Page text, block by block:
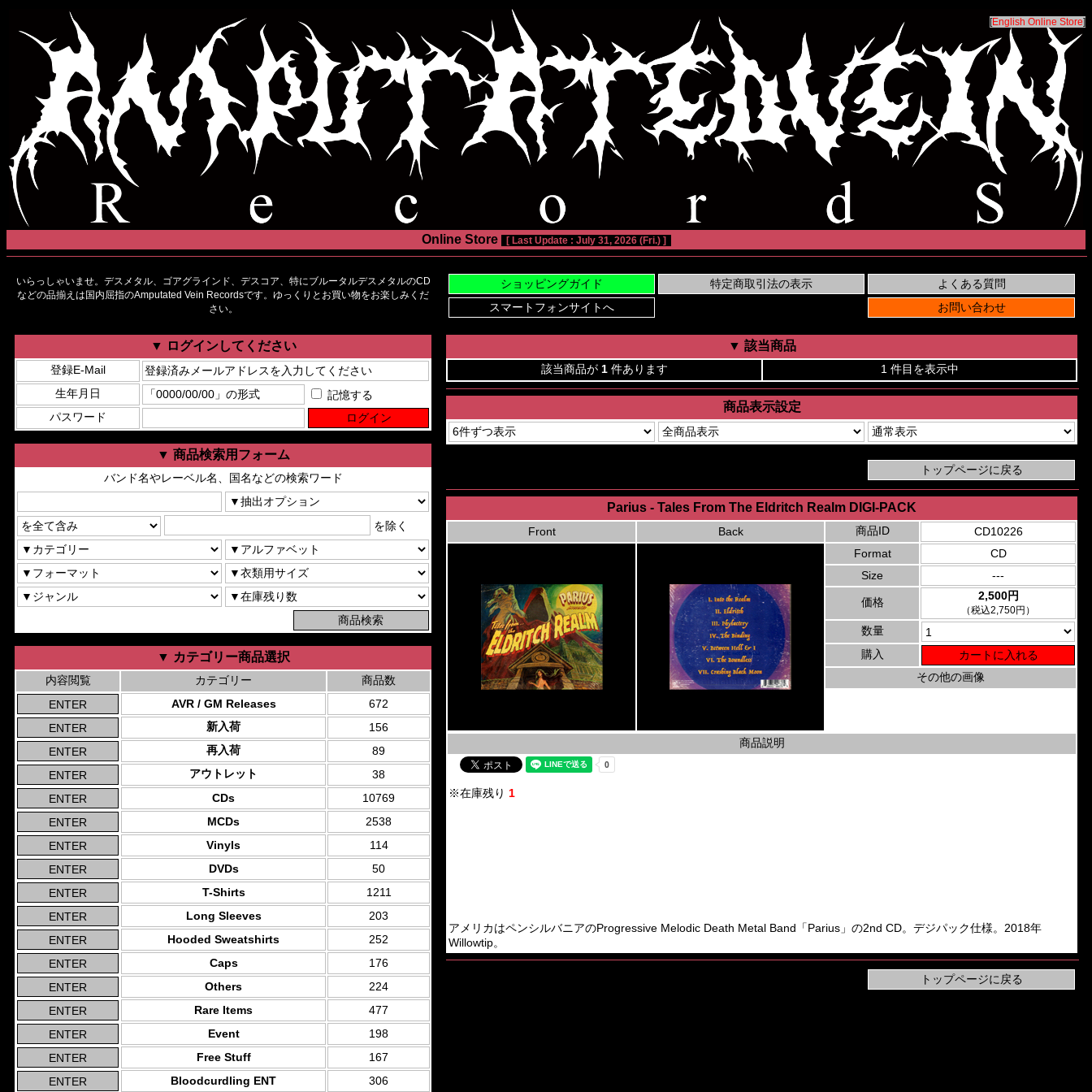
[English Online Store]
Online Store [ Last Update : July 31, 2026 (Fri.) ]
いらっしゃいませ。デスメタル、ゴアグラインド、デスコア、特にブルータルデスメタルのCD
などの品揃えは国内屈指のAmputated Vein Recordsです。ゆっくりとお買い物をお楽しみくだ
さい。
▼ ログインしてください
登録E-Mail
生年月日
記憶する
パスワード
▼ 商品検索用フォーム
バンド名やレーベル名、国名などの検索ワード
を除く
▼ カテゴリー商品選択
内容閲覧 カテゴリー
商品数
AVR / GM Releases
672
新入荷
156
再入荷
89
アウトレット
38
CDs
10769
MCDs
2538
Vinyls
114
DVDs
50
T-Shirts
1211
Long Sleeves
203
Hooded Sweatshirts
252
Caps
176
Others
224
Rare Items
477
Event
198
Free Stuff
167
Bloodcurdling ENT
306
▼ 該当商品
該当商品が 1 件あります 1 件目を表示中
商品表示設定
Parius - Tales From The Eldritch Realm DIGI-PACK
Front Back 商品ID
CD10226
Format
CD
Size
---
価格 2,500円
（税込2,750円）
数量
購入
その他の画像
商品説明
※在庫残り 1
アメリカはペンシルバニアのProgressive Melodic Death Metal Band「Parius」の2nd CD。デジパック仕様。2018年
Willowtip。